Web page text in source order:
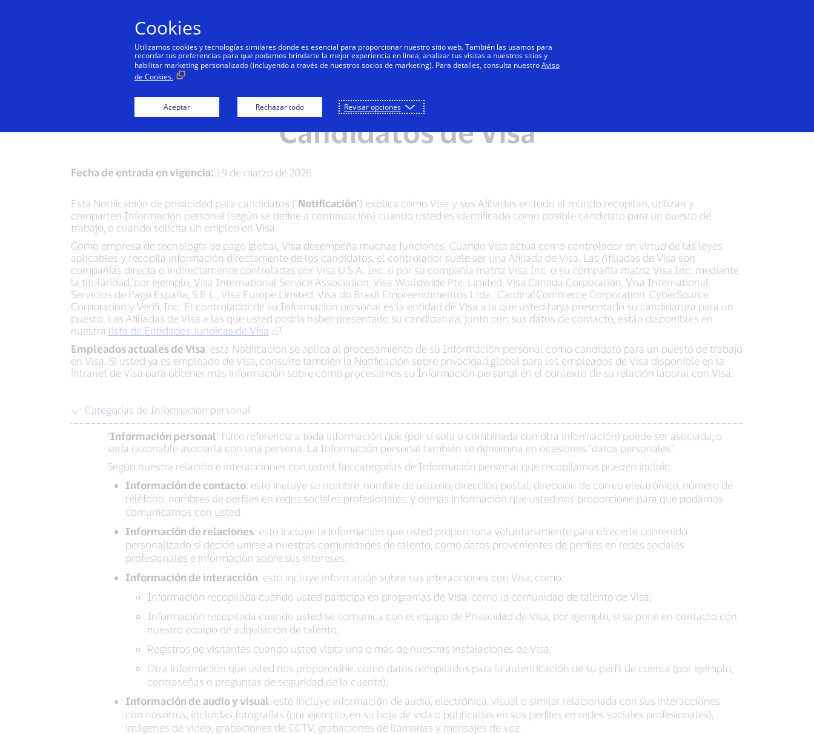
Personas Negocios Innovadores Todos
Notificación de privacidad para
Candidatos de Visa
Fecha de entrada en vigencia: 19 de marzo de 2026
Esta Notificación de privacidad para candidatos ("Notificación") explica cómo Visa y sus Afiliadas en todo el mundo recopilan, utilizan y
comparten Información personal (según se define a continuación) cuando usted es identificado como posible candidato para un puesto de
trabajo, o cuando solicita un empleo en Visa.
Como empresa de tecnología de pago global, Visa desempeña muchas funciones. Cuando Visa actúa como controlador en virtud de las leyes
aplicables y recopila información directamente de los candidatos, el controlador suele ser una Afiliada de Visa. Las Afiliadas de Visa son
compañías directa o indirectamente controladas por Visa U.S.A. Inc. o por su compañía matriz Visa Inc. o su compañía matriz Visa Inc. mediante
la titularidad, por ejemplo, Visa International Service Association, Visa Worldwide Pte. Limited, Visa Canada Corporation, Visa International
Servicios de Pago España, S.R.L., Visa Europe Limited, Visa do Brasil Empreendimentos Ltda., CardinalCommerce Corporation, CyberSource
Corporation y Verifi, Inc. El controlador de su Información personal es la entidad de Visa a la que usted haya presentado su candidatura para un
puesto. Las Afiliadas de Visa a las que usted podría haber presentado su candidatura, junto con sus datos de contacto, están disponibles en
nuestra lista de Entidades Jurídicas de Visa
Empleados actuales de Visa: esta Notificación se aplica al procesamiento de su Información personal como candidato para un puesto de trabajo
en Visa. Si usted ya es empleado de Visa, consulte también la Notificación sobre privacidad global para los empleados de Visa disponible en la
intranet de Visa para obtener más información sobre cómo procesamos su Información personal en el contexto de su relación laboral con Visa.
Categorías de Información personal
“Información personal” hace referencia a toda información que (por sí sola o combinada con otra información) puede ser asociada, o
sería razonable asociarla con una persona. La Información personal también se denomina en ocasiones "datos personales".
Según nuestra relación e interacciones con usted, las categorías de Información personal que recopilamos pueden incluir:
Información de contacto: esto incluye su nombre, nombre de usuario, dirección postal, dirección de correo electrónico, número de
teléfono, nombres de perfiles en redes sociales profesionales, y demás información que usted nos proporcione para que podamos
comunicarnos con usted.
Información de relaciones: esto incluye la información que usted proporciona voluntariamente para ofrecerle contenido
personalizado si decide unirse a nuestras comunidades de talento, como datos provenientes de perfiles en redes sociales
profesionales e información sobre sus intereses.
Información de interacción: esto incluye información sobre sus interacciones con Visa, como:
Información recopilada cuando usted participa en programas de Visa, como la comunidad de talento de Visa;
Información recopilada cuando usted se comunica con el equipo de Privacidad de Visa, por ejemplo, si se pone en contacto con
nuestro equipo de adquisición de talento;
Registros de visitantes cuando usted visita una o más de nuestras instalaciones de Visa;
Otra información que usted nos proporcione, como datos recopilados para la autenticación de su perfil de cuenta (por ejemplo,
contraseñas o preguntas de seguridad de la cuenta);
Información de audio y visual: esto incluye información de audio, electrónica, visual o similar relacionada con sus interacciones
con nosotros, incluidas fotografías (por ejemplo, en su hoja de vida o publicadas en sus perfiles en redes sociales profesionales),
imágenes de video, grabaciones de CCTV, grabaciones de llamadas y mensajes de voz.
Cookies
Utilizamos cookies y tecnologías similares donde es esencial para proporcionar nuestro sitio web. También las usamos para
recordar tus preferencias para que podamos brindarte la mejor experiencia en línea, analizar tus visitas a nuestros sitios y
habilitar marketing personalizado (incluyendo a través de nuestros socios de marketing). Para detalles, consulta nuestroAviso
de Cookies.
Aceptar Rechazar todo Revisar opciones